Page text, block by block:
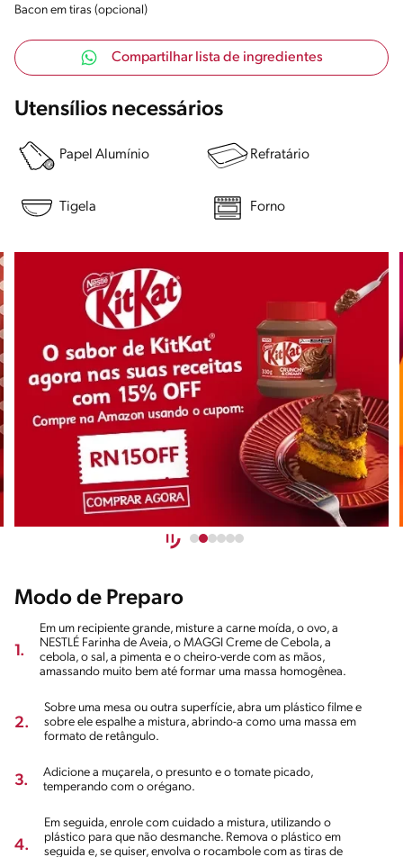
Bacon em tiras (opcional)
Compartilhar lista de ingredientes
Utensílios necessários
Papel Alumínio Refratário
Tigela Forno
Modo de Preparo
1.
Em um recipiente grande, misture a carne moída, o ovo, a
NESTLÉ Farinha de Aveia, o MAGGI Creme de Cebola, a
cebola, o sal, a pimenta e o cheiro-verde com as mãos,
amassando muito bem até formar uma massa homogênea.
2.
Sobre uma mesa ou outra superfície, abra um plástico filme e
sobre ele espalhe a mistura, abrindo-a como uma massa em
formato de retângulo.
3.
Adicione a muçarela, o presunto e o tomate picado,
temperando com o orégano.
4.
Em seguida, enrole com cuidado a mistura, utilizando o
plástico para que não desmanche. Remova o plástico em
seguida e, se quiser, envolva o rocambole com as tiras de